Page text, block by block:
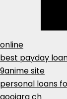
online
best payday
9anime site
personal loans